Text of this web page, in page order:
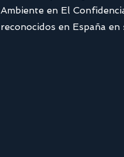
Ambiente en El
reconocidos en España